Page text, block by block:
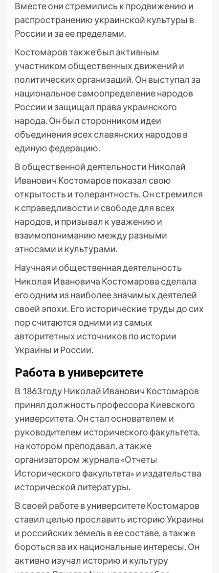
Вместе они стремились к продвижению и
распространению украинской культуры в
России и за ее пределами.
Костомаров также был активным
участником общественных движений и
политических организаций. Он выступал за
национальное самоопределение народов
России и защищал права украинского
народа. Он был сторонником идеи
объединения всех славянских народов в
единую федерацию.
В общественной деятельности Николай
Иванович Костомаров показал свою
открытость и толерантность. Он стремился
к справедливости и свободе для всех
народов, и призывал к уважению и
взаимопониманию между разными
этносами и культурами.
Научная и общественная деятельность
Николая Ивановича Костомарова сделала
его одним из наиболее значимых деятелей
своей эпохи. Его исторические труды до сих
пор считаются одними из самых
авторитетных источников по истории
Украины и России.
Работа в университете
В 1863 году Николай Иванович Костомаров
принял должность профессора Киевского
университета. Он стал основателем и
руководителем исторического факультета,
на котором преподавал, а также
организатором журнала «Отчеты
Исторического факультета» и издательства
исторической литературы.
В своей работе в университете Костомаров
ставил целью прославить историю Украины
и российских земель в ее составе, а также
бороться за их национальные интересы. Он
активно изучал историю и культуру